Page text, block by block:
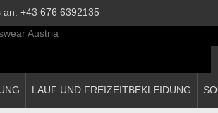
an: +43 676 6392135
LAUF UND FREIZEITBEKLEIDUNG